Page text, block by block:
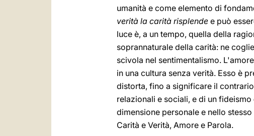
umanità e come elemento di
verità la carità risplende e può
luce è, a un tempo, quella della
soprannaturale della carità: ne
scivola nel sentimentalismo.
in una cultura senza verità. Esso è
distorta, fino a significare il
relazionali e sociali, e di un
dimensione personale e nello
Carità e Verità, Amore e Parola.